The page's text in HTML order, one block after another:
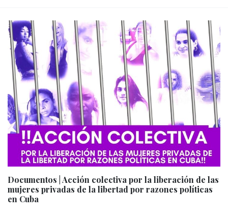
Documentos | Acción colectiva por la liberación de las
mujeres privadas de la libertad por razones políticas
en Cuba